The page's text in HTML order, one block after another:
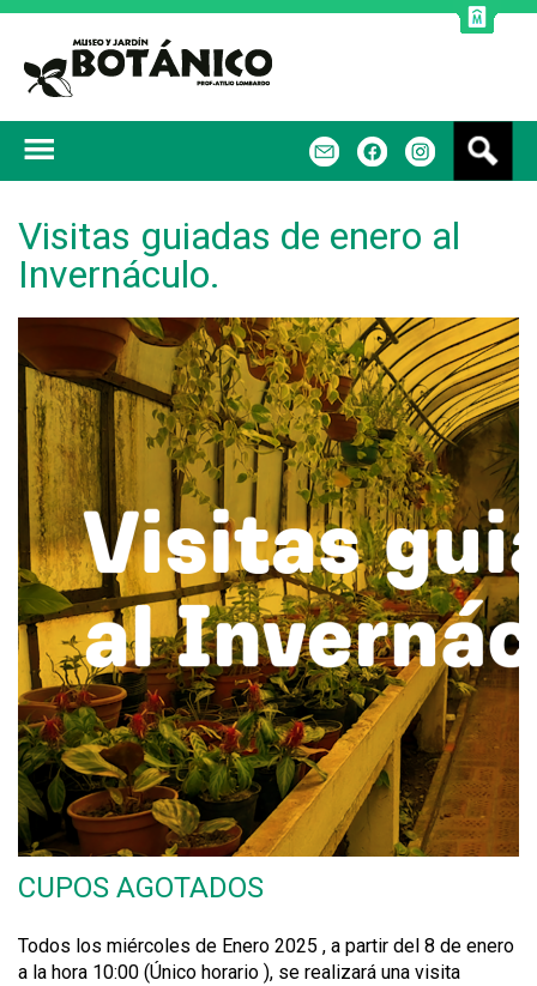
Visitas guiadas de enero al
Invernáculo.
CUPOS AGOTADOS
Todos los miércoles de Enero 2025 , a partir del 8 de enero
a la hora 10:00 (Único horario ), se realizará una visita
s